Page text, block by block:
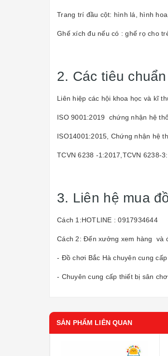
Trang trí đầu cột: hình lá, hình
Ghế xích đu nếu có : ghế rọ cho
2. Các tiêu
Liên hiệp các hội khoa học và kĩ
ISO 9001:2019 chứng nhận hệ
ISO14001:2015, Chứng nhận hệ
TCVN 6238 -1:2017,TCVN 6238-
3. Liên hệ mua
Cách 1:HOTLINE : 0917934644
Cách 2: Đến xưởng xem hàng và
- Đồ chơi Bắc Hà chuyên cung
- Chuyên cung cấp thiết bị sân
SẢN PHẨM LIÊN QUAN